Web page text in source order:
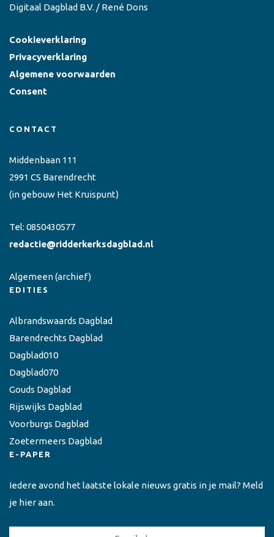
Digitaal Dagblad B.V. / René Dons
Cookieverklaring
Privacyverklaring
Algemene voorwaarden
Consent
CONTACT
Middenbaan 111
2991 CS Barendrecht
(in gebouw Het Kruispunt)
Tel: 0850430577
redactie@ridderkerksdagblad.nl
Algemeen(archief)
EDITIES
Albrandswaards Dagblad
Barendrechts Dagblad
Dagblad010
Dagblad070
Gouds Dagblad
Rijswijks Dagblad
Voorburgs Dagblad
Zoetermeers Dagblad
E-PAPER
Iedere avond het laatste lokale nieuws gratis in je mail? Meld
je hier aan.